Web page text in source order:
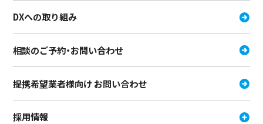
DXへの取り組み
相談のご予約・お問い合わせ
提携希望業者様向け お問い合わせ
採用情報